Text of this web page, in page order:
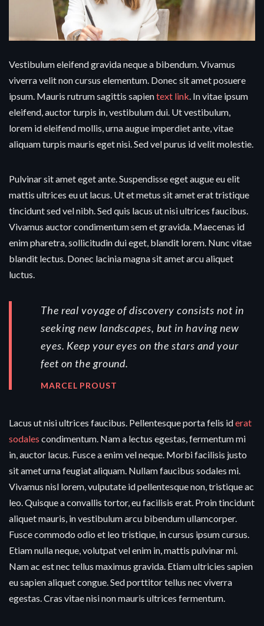
Vestibulum eleifend gravida neque a bibendum. Vivamus
viverra velit non cursus elementum. Donec sit amet posuere
ipsum. Mauris rutrum sagittis sapientext link. In vitae ipsum
eleifend, auctor turpis in, vestibulum dui. Ut vestibulum,
lorem id eleifend mollis, urna augue imperdiet ante, vitae
aliquam turpis mauris eget nisi. Sed vel purus id velit molestie.
Pulvinar sit amet eget ante. Suspendisse eget augue eu elit
mattis ultrices eu ut lacus. Ut et metus sit amet erat tristique
tincidunt sed vel nibh. Sed quis lacus ut nisi ultrices faucibus.
Vivamus auctor condimentum sem et gravida. Maecenas id
enim pharetra, sollicitudin dui eget, blandit lorem. Nunc vitae
blandit lectus. Donec lacinia magna sit amet arcu aliquet
luctus.
The real voyage of discovery consists not in
seeking new landscapes, but in having new
eyes. Keep your eyes on the stars and your
feet on the ground.
MARCEL PROUST
Lacus ut nisi ultrices faucibus. Pellentesque porta felis iderat
sodales condimentum. Nam a lectus egestas, fermentum mi
in, auctor lacus. Fusce a enim vel neque. Morbi facilisis justo
sit amet urna feugiat aliquam. Nullam faucibus sodales mi.
Vivamus nisl lorem, vulputate id pellentesque non, tristique ac
leo. Quisque a convallis tortor, eu facilisis erat. Proin tincidunt
aliquet mauris, in vestibulum arcu bibendum ullamcorper.
Fusce commodo odio et leo tristique, in cursus ipsum cursus.
Etiam nulla neque, volutpat vel enim in, mattis pulvinar mi.
Nam ac est nec tellus maximus gravida. Etiam ultricies sapien
eu sapien aliquet congue. Sed porttitor tellus nec viverra
egestas. Cras vitae nisi non mauris ultrices fermentum.